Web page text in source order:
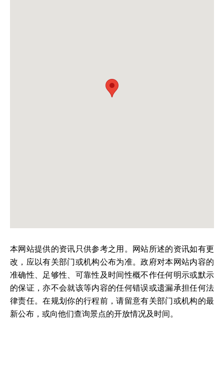
本网站提供的资讯只供参考之用。网站所述的资讯如有更
改，应以有关部门或机构公布为准。政府对本网站内容的
准确性、足够性、可靠性及时间性概不作任何明示或默示
的保证，亦不会就该等内容的任何错误或遗漏承担任何法
律责任。在规划你的行程前，请留意有关部门或机构的最
新公布，或向他们查询景点的开放情况及时间。